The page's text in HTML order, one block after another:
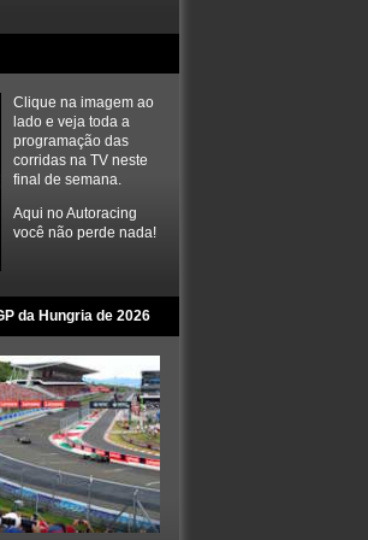
Clique na imagem ao
lado e veja toda a
programação das
corridas na TV neste
final de semana.
Aqui no Autoracing
você não perde nada!
da Hungria de 2026